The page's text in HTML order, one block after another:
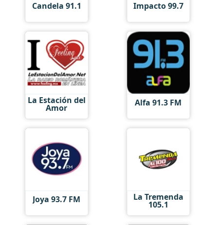
Candela 91.1 Impacto 99.7
La Estación del
Amor Alfa 91.3 FM
Joya 93.7 FM La Tremenda
105.1